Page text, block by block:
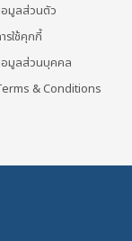
มูลส่วนตัว
รใช้คุกกี้
มูลส่วนบุคคล
& Conditions